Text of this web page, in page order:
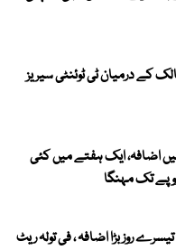
ممالک کے درمیان ٹی ٹوئنٹی سیریز
اضافہ، ایک ہفتے میں کئی
روز بڑا اضافہ ، فی تولہ ریٹ